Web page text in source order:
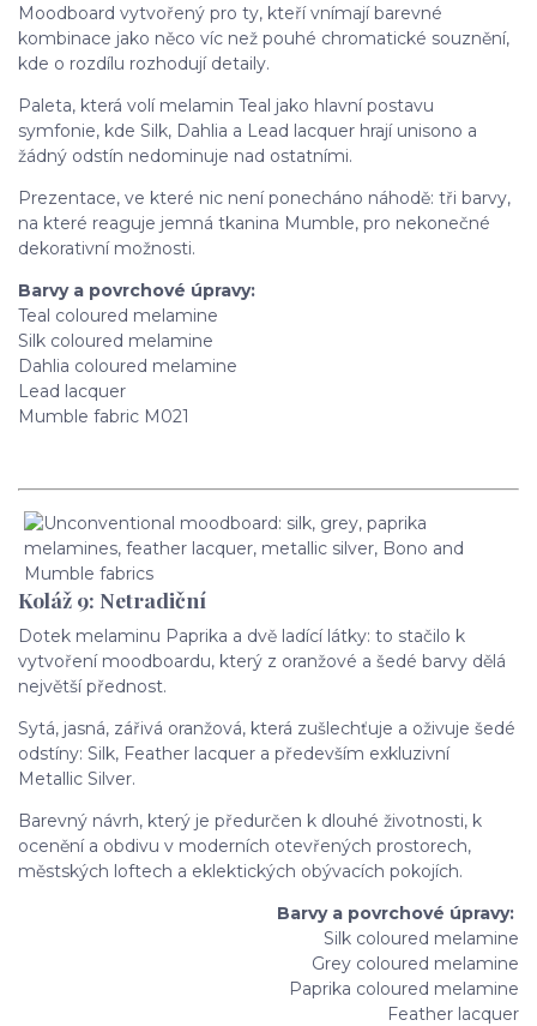
Moodboard vytvořený pro ty, kteří vnímají barevné
kombinace jako něco víc než pouhé chromatické souznění,
kde o rozdílu rozhodují detaily.
Paleta, která volí melamin Teal jako hlavní postavu
symfonie, kde Silk, Dahlia a Lead lacquer hrají unisono a
žádný odstín nedominuje nad ostatními.
Prezentace, ve které nic není ponecháno náhodě: tři barvy,
na které reaguje jemná tkanina Mumble, pro nekonečné
dekorativní možnosti.
Barvy a povrchové úpravy:
Teal coloured melamine
Silk coloured melamine
Dahlia coloured melamine
Lead lacquer
Mumble fabric M021
Koláž 9: Netradiční
Dotek melaminu Paprika a dvě ladící látky: to stačilo k
vytvoření moodboardu, který z oranžové a šedé barvy dělá
největší přednost.
Sytá, jasná, zářivá oranžová, která zušlechťuje a oživuje šedé
odstíny: Silk, Feather lacquer a především exkluzivní
Metallic Silver.
Barevný návrh, který je předurčen k dlouhé životnosti, k
ocenění a obdivu v moderních otevřených prostorech,
městských loftech a eklektických obývacích pokojích.
Barvy a povrchové úpravy:
Silk coloured melamine
Grey coloured melamine
Paprika coloured melamine
Feather lacquer